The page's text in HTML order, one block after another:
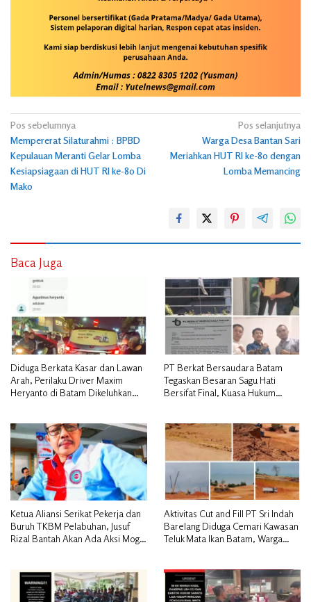
Navigasi
pos
Pos sebelumnya
Mempererat Silaturahmi : BPBD
Kepulauan Meranti Gelar Lomba
Kesiapsiagaan di HUT RI ke-80 Di
Mako
Pos selanjutnya
Warga Desa Bantan Sari
Meriahkan HUT RI ke-80 dengan
Lomba Memancing
Baca Juga
Diduga Berkata Kasar dan Lawan
Arah, Perilaku Driver Maxim
Heryanto di Batam Dikeluhkan
PT Berkat Bersaudara Batam
Tegaskan Besaran Sagu Hati
Bersifat Final, Kuasa Hukum
Ketua Aliansi Serikat Pekerja dan
Buruh TKBM Pelabuhan, Jusuf
Rizal Bantah Akan Ada Aksi Mogol
Aktivitas Cut and Fill PT Sri Indah
Barelang Diduga Cemari Kawasan
Teluk Mata Ikan Batam, Warga